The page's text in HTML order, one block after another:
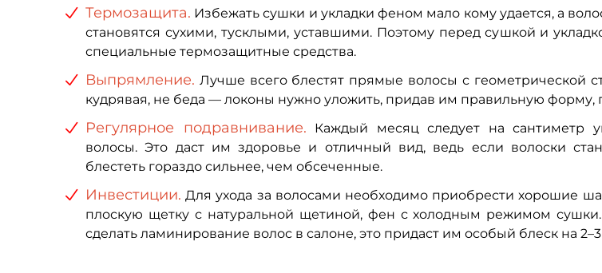
Термозащита. Избежать сушки и укладки феном мало кому удается, а
становятся сухими, тусклыми, уставшими. Поэтому перед сушкой и
специальные термозащитные средства.
Выпрямление. Лучше всего блестят прямые волосы с геометрической
кудрявая, не беда — локоны нужно уложить, придав им правильную форму,
Регулярное подравнивание. Каждый месяц следует на сантиметр
волосы. Это даст им здоровье и отличный вид, ведь если волоски
блестеть гораздо сильнее, чем обсеченные.
Инвестиции. Для ухода за волосами необходимо приобрести хорошие
плоскую щетку с натуральной щетиной, фен с холодным режимом
сделать ламинирование волос в салоне, это придаст им особый блеск на